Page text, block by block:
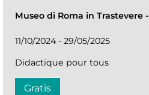
Museo di Roma in Trastevere -
11/10/2024 - 29/05/2025
Didactique pour tous
Gratis